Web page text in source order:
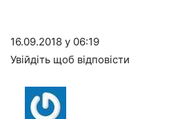
16.09.2018 у 06:19
Увійдіть щоб відповісти